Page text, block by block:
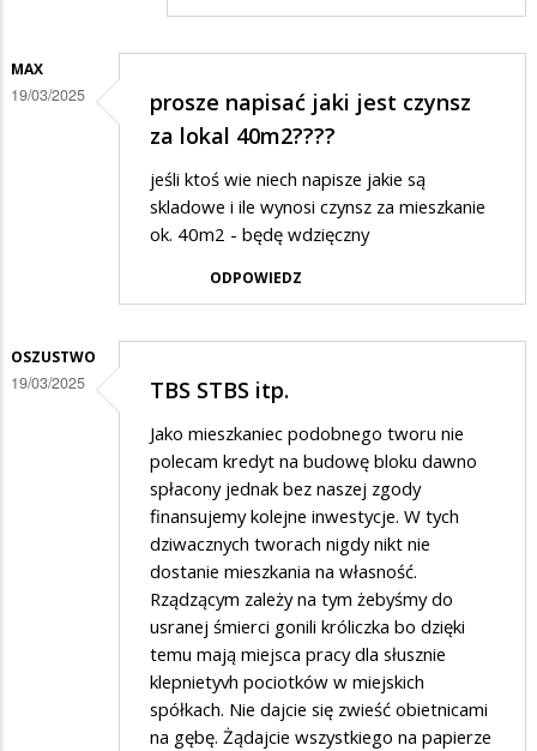
MAX
19/03/2025
prosze napisać jaki jest czynsz
za lokal 40m2????
jeśli ktoś wie niech napisze jakie są
skladowe i ile wynosi czynsz za mieszkanie
ok. 40m2 - będę wdzięczny
ODPOWIEDZ
OSZUSTWO
19/03/2025 TBS STBS itp.
Jako mieszkaniec podobnego tworu nie
polecam kredyt na budowę bloku dawno
spłacony jednak bez naszej zgody
finansujemy kolejne inwestycje. W tych
dziwacznych tworach nigdy nikt nie
dostanie mieszkania na własność.
Rządzącym zależy na tym żebyśmy do
usranej śmierci gonili króliczka bo dzięki
temu mają miejsca pracy dla słusznie
klepnietyvh pociotków w miejskich
spółkach. Nie dajcie się zwieść obietnicami
na gębę. Żądajcie wszystkiego na papierze